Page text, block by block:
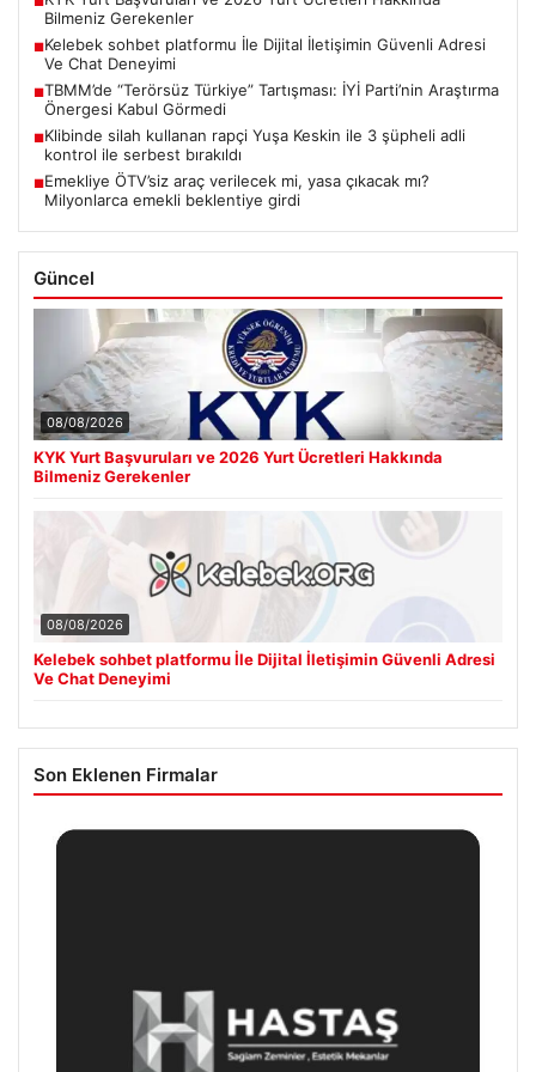
Bilmeniz Gerekenler
■Kelebek sohbet platformu İle Dijital İletişimin Güvenli Adresi
Ve Chat Deneyimi
■TBMM’de “Terörsüz Türkiye” Tartışması: İYİ Parti’nin Araştırma
Önergesi Kabul Görmedi
■Klibinde silah kullanan rapçi Yuşa Keskin ile 3 şüpheli adli
kontrol ile serbest bırakıldı
■Emekliye ÖTV’siz araç verilecek mi, yasa çıkacak mı?
Milyonlarca emekli beklentiye girdi
Güncel
08/08/2026
KYK Yurt Başvuruları ve 2026 Yurt Ücretleri Hakkında
Bilmeniz Gerekenler
08/08/2026
Kelebek sohbet platformu İle Dijital İletişimin Güvenli Adresi
Ve Chat Deneyimi
Son Eklenen Firmalar